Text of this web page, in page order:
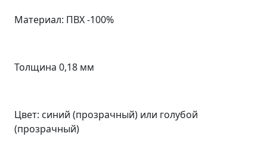
Материал: ПВХ -100%
Толщина 0,18 мм
Цвет: синий (прозрачный) или голубой
(прозрачный)